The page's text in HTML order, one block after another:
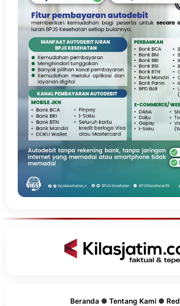
Beranda ● Tentang Kami ●